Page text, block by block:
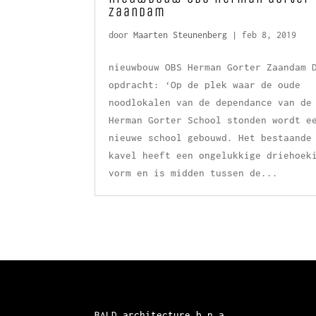
Zaandam
doorMaarten Steunenberg |feb 8, 2019
nieuwbouw OBS Herman Gorter Zaandam
opdracht: ‘Op de plek waar de oude
noodlokalen van de dependance van de
Herman Gorter School stonden wordt
nieuwe school gebouwd. Het bestaande
kavel heeft een ongelukkige
vorm en is midden tussen de...